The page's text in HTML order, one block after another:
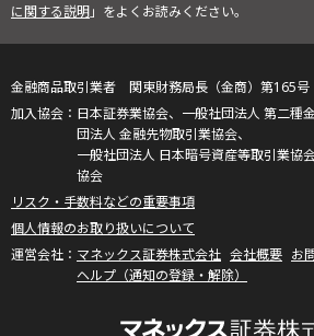
に関する説明」をよくお読みください。
金融商品取引業者 関東財務局長（金商）第165号
日本証券業協会、一般社団法人 第二種
団法人 金融先物取引業協会、
一般社団法人 日本暗号資産等取引業協
協会
リスク・手数料などの重要事項
個人情報のお取り扱いについて
マネックス証券株式会社 会社概要 お
ヘルプ（通知の登録・解除）